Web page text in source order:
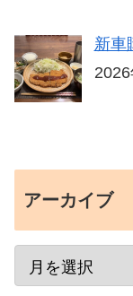
新車
アーカイブ